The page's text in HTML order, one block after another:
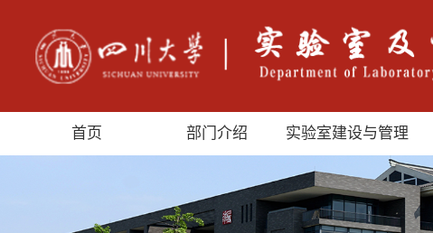
首页 部门介绍 实验室建设与管理